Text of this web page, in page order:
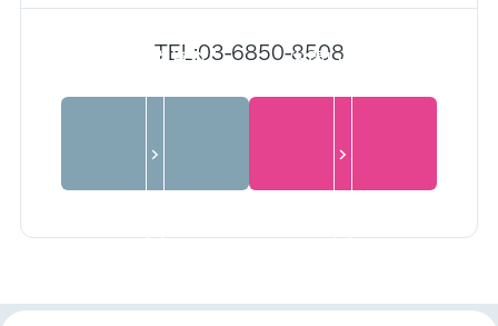
TEL:03-6850-8508